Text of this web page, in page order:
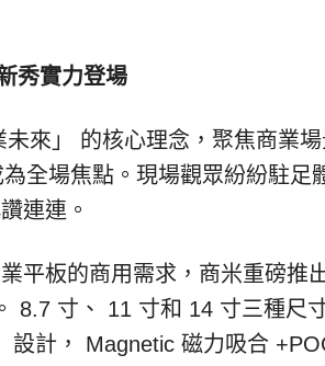
秀實力登場
來」
的核心理念，聚焦商業
全場焦點。現場觀眾紛紛駐足
連連。
平板的商用需求，商米重磅推
。 8.7 寸、 11 寸和 14 寸三種尺
設計， Magnetic 磁力吸合